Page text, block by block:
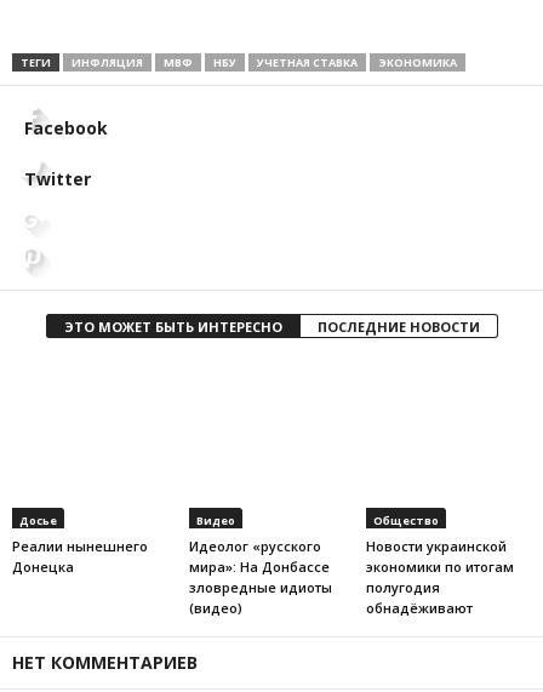
ТЕГИ ИНФЛЯЦИЯ МВФ НБУ УЧЕТНАЯ СТАВКА ЭКОНОМИКА
Facebook
Twitter
ЭТО МОЖЕТ БЫТЬ ИНТЕРЕСНО ПОСЛЕДНИЕ НОВОСТИ
Досье
Реалии нынешнего
Донецка
Видео
Идеолог «русского
мира»: На Донбассе
зловредные идиоты
(видео)
Общество
Новости украинской
экономики по итогам
полугодия
обнадёживают
НЕТ КОММЕНТАРИЕВ